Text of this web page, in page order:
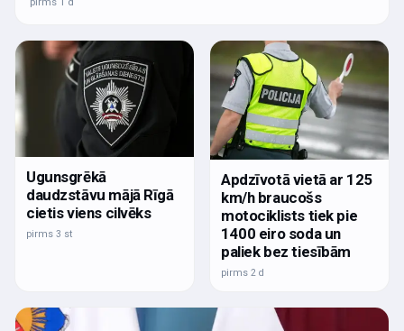
Ugunsgrēkā
daudzstāvu mājā Rīgā
cietis viens cilvēks
pirms 3 st
Apdzīvotā vietā ar 125
km/h braucošs
motociklists tiek pie
1400 eiro soda un
paliek bez tiesībām
pirms 2 d